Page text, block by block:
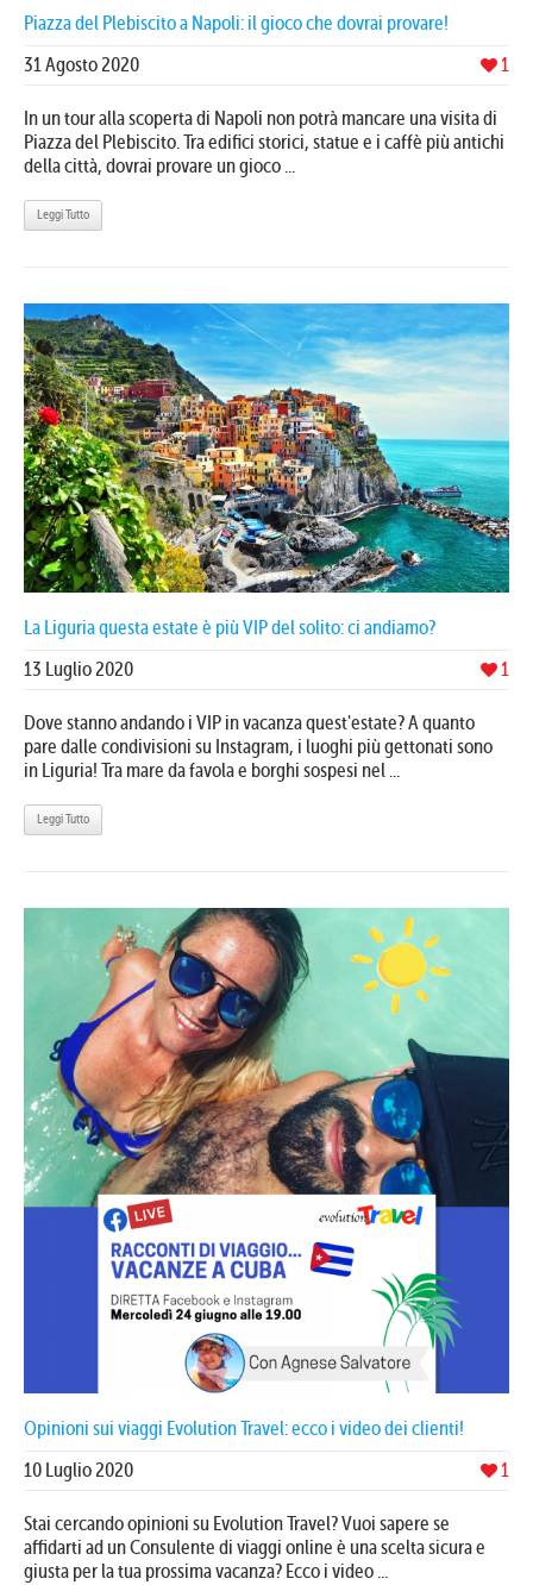
Piazza del Plebiscito a Napoli: il gioco che dovrai provare!
1
31 Agosto 2020
In un tour alla scoperta di Napoli non potrà mancare una visita di
Piazza del Plebiscito. Tra edifici storici, statue e i caffè più antichi
della città, dovrai provare un gioco ...
Leggi Tutto
La Liguria questa estate è più VIP del solito: ci andiamo?
1
13 Luglio 2020
Dove stanno andando i VIP in vacanza quest'estate? A quanto
pare dalle condivisioni su Instagram, i luoghi più gettonati sono
in Liguria! Tra mare da favola e borghi sospesi nel ...
Leggi Tutto
Opinioni sui viaggi Evolution Travel: ecco i video dei clienti!
1
10 Luglio 2020
Stai cercando opinioni su Evolution Travel? Vuoi sapere se
affidarti ad un Consulente di viaggi online è una scelta sicura e
giusta per la tua prossima vacanza? Ecco i video ...